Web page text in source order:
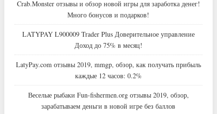
Crab.Monster отзывы и обзор новой игры для заработка денег!
Много бонусов и подарков!
LATYPAY L900009 Trader Plus Доверительное управление
Доход до 75% в месяц!
LatyPay.com отзывы 2019, mmgp, обзор, как получать прибыль
каждые 12 часов: 0.2%
Веселые рыбаки Fun-fishermen.org отзывы 2019, обзор,
зарабатываем деньги в новой игре без баллов